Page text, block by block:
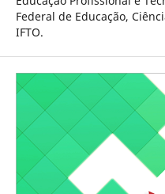
Federal de Educação,
IFTO.